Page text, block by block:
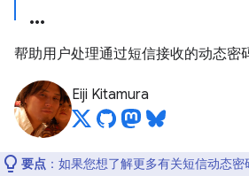
帮助用户处理通过短信接收的动态密
Eiji Kitamura
要点 ：如果您想了解更多有关短信动态